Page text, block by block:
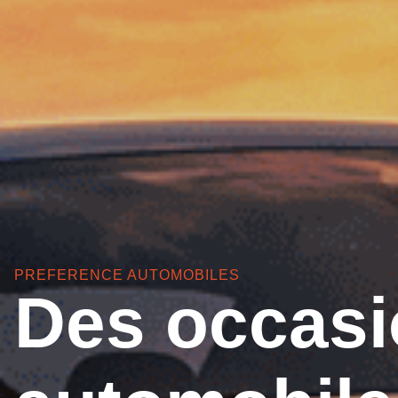
PREFERENCE AUTOMOBILES
Des